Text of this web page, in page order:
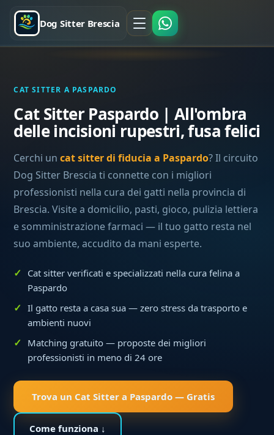
Dog Sitter Brescia
CAT SITTER A PASPARDO
Cat Sitter Paspardo | All'ombra
delle incisioni rupestri, fusa felici
Cerchi uncat sitter di fiducia a Paspardo? Il circuito
Dog Sitter Brescia ti connette con i migliori
professionisti nella cura dei gatti nella provincia di
Brescia. Visite a domicilio, pasti, gioco, pulizia lettiera
e somministrazione farmaci — il tuo gatto resta nel
suo ambiente, accudito da mani esperte.
Cat sitter verificati e specializzati nella cura felina a
Paspardo
Il gatto resta a casa sua — zero stress da trasporto e
ambienti nuovi
Matching gratuito — proposte dei migliori
professionisti in meno di 24 ore
Trova un Cat Sitter a Paspardo — Gratis
Come funziona ↓